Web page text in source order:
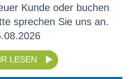
Kunde oder buchen
sprechen Sie uns an.
LESEN